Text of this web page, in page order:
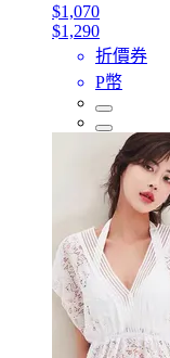
$1,070
$1,290
折價券
P幣